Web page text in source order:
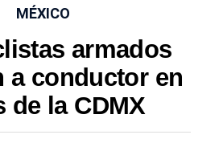
MÉXICO
armados
a conductor en
de la CDMX